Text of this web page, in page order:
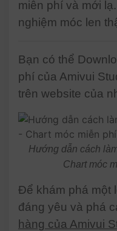
miễn phí và mới
nghiệm móc len
Bạn có thể
phí của Amivui
trên website của
Hướng dẫn cách
Chart móc
Để khám phá một
đáng yêu và phá
hàng của Amivui